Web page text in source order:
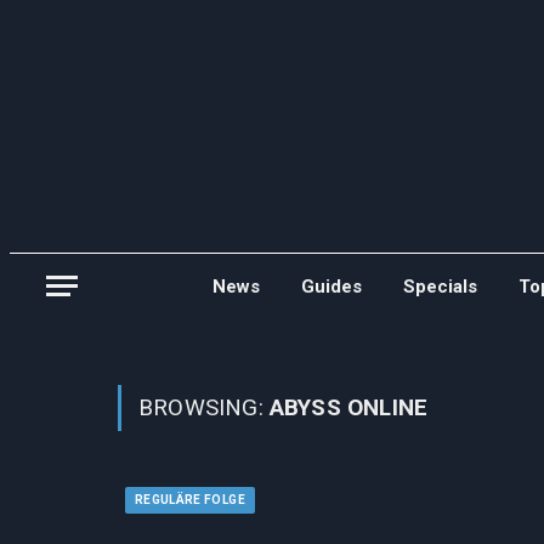
News Guides Specials
BROWSING:ABYSS ONLINE
REGULÄRE FOLGE